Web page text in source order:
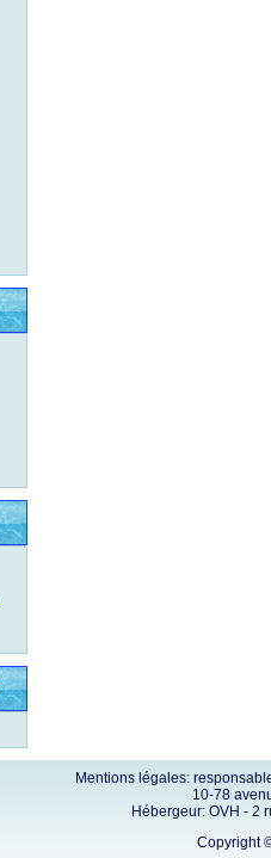
Mentions légales:
10-78
Hébergeur: OVH - 2
Copyright